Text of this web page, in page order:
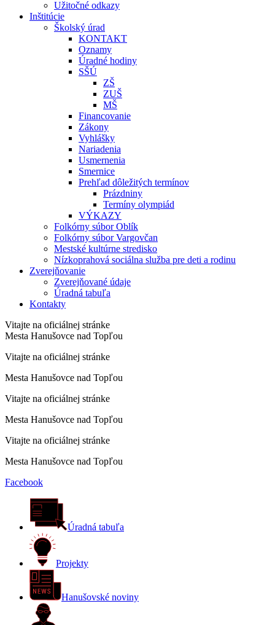
Užitočné odkazy
Inštitúcie
Školský úrad
KONTAKT
Oznamy
Úradné hodiny
SŠÚ
ZŠ
ZUŠ
MŠ
Financovanie
Zákony
Vyhlášky
Nariadenia
Usmernenia
Smernice
Prehľad dôležitých termínov
Prázdniny
Termíny olympiád
VÝKAZY
Folkórny súbor Oblík
Folkórny súbor Vargovčan
Mestské kultúrne stredisko
Nízkoprahová sociálna služba pre deti a rodinu
Zverejňovanie
Zverejňované údaje
Úradná tabuľa
Kontakty
Vitajte na oficiálnej stránke
Mesta Hanušovce nad Topľou
Vitajte na oficiálnej stránke
Mesta Hanušovce nad Topľou
Vitajte na oficiálnej stránke
Mesta Hanušovce nad Topľou
Vitajte na oficiálnej stránke
Mesta Hanušovce nad Topľou
Facebook
Úradná tabuľa
Projekty
Hanušovské noviny